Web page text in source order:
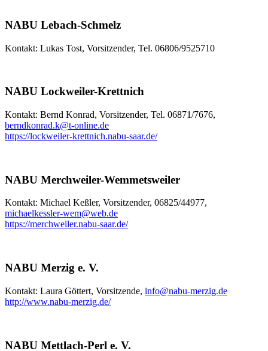
NABU Lebach-Schmelz
Kontakt: Lukas Tost, Vorsitzender, Tel. 06806/9525710
NABU Lockweiler-Krettnich
Kontakt: Bernd Konrad, Vorsitzender, Tel. 06871/7676,
berndkonrad.k@t-online.de
https://lockweiler-krettnich.nabu-saar.de/
NABU Merchweiler-Wemmetsweiler
Kontakt: Michael Keßler, Vorsitzender, 06825/44977,
michaelkessler-wem@web.de
https://merchweiler.nabu-saar.de/
NABU Merzig e. V.
Kontakt: Laura Göttert, Vorsitzende, info@nabu-merzig.de
http://www.nabu-merzig.de/
NABU Mettlach-Perl e. V.